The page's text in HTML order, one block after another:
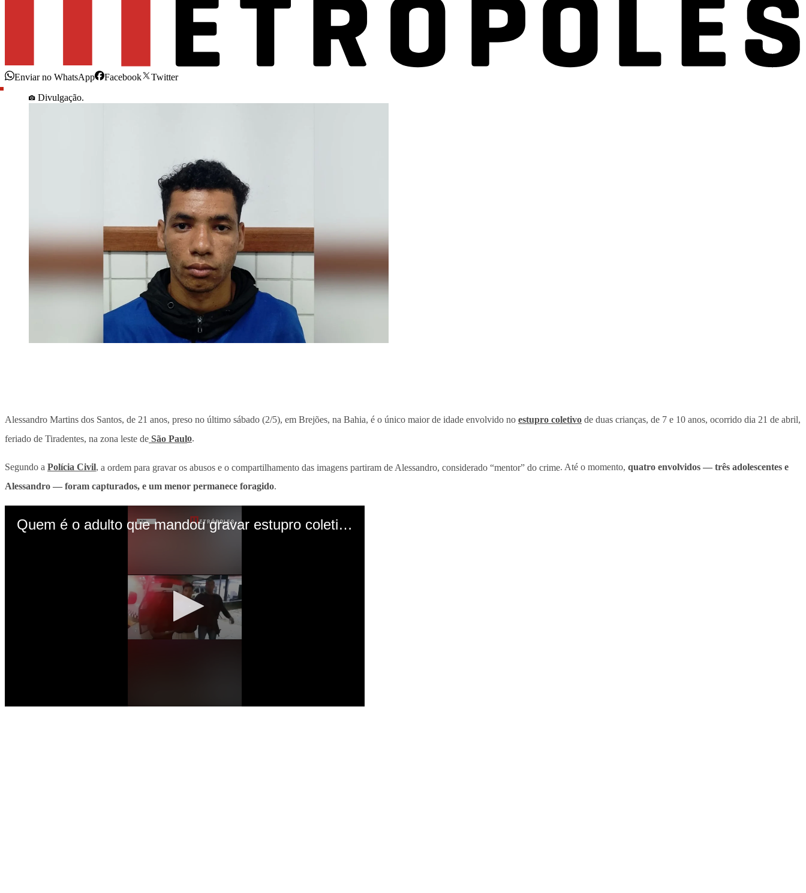
Enviar no WhatsApp Facebook
Twitter
Divulgação.
Alessandro Martins dos Santos, de 21 anos, preso no último sábado (2/5), em Brejões, na Bahia, é o único maior de idade envolvido no estupro coletivo de duas crianças, de 7 e 10 anos, ocorrido dia 21 de abril,
feriado de Tiradentes, na zona leste de São Paulo.
Segundo a Polícia Civil, a ordem para gravar os abusos e o compartilhamento das imagens partiram de Alessandro, considerado “mentor” do crime. Até o momento, quatro envolvidos — três adolescentes e
Alessandro — foram capturados, e um menor permanece foragido.